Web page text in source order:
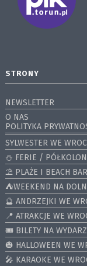
STRONY
NEWSLETTER
O NAS
POLITYKA
SYLWESTER WE
⛄️ FERIE /
⛱️ PLAŻE I BEACH
⛺️WEEKEND NA
🔮 ANDRZEJKI WE
📍 ATRAKCJE WE
🎟️ BILETY NA
🎃 HALLOWEEN WE
🎤 KARAOKE WE